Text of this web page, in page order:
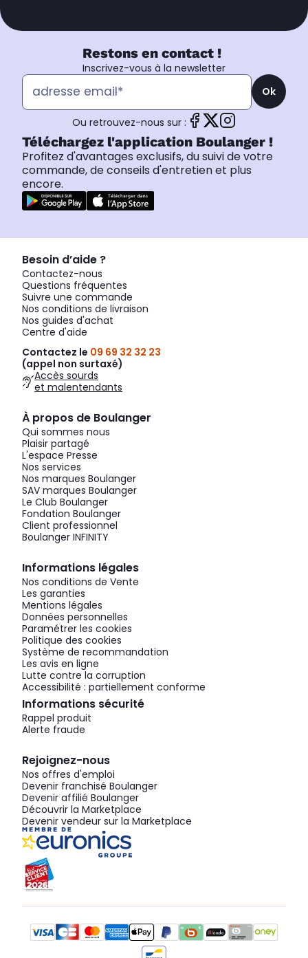
Restons en contact !
Inscrivez-vous à la newsletter
Ok
Ou retrouvez-nous sur :
Téléchargez l'application Boulanger !
Profitez d'avantages exclusifs, du suivi de votre
commande, de conseils d'entretien et plus
encore.
Besoin d’aide ?
Contactez-nous
Questions fréquentes
Suivre une commande
Nos conditions de livraison
Nos guides d'achat
Centre d'aide
Contactez le 09 69 32 32 23
(appel non surtaxé)
Accès sourds
et malentendants
À propos de Boulanger
Qui sommes nous
Plaisir partagé
L'espace Presse
Nos services
Nos marques Boulanger
SAV marques Boulanger
Le Club Boulanger
Fondation Boulanger
Client professionnel
Boulanger INFINITY
Informations légales
Nos conditions de Vente
Les garanties
Mentions légales
Données personnelles
Paramétrer les cookies
Politique des cookies
Système de recommandation
Les avis en ligne
Lutte contre la corruption
Accessibilité : partiellement conforme
Informations sécurité
Rappel produit
Alerte fraude
Rejoignez-nous
Nos offres d'emploi
Devenir franchisé Boulanger
Devenir affilié Boulanger
Découvrir la Marketplace
Devenir vendeur sur la Marketplace